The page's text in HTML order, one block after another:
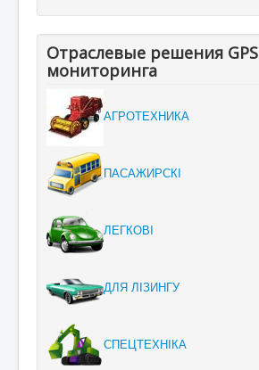
Отраслевые решения GPS
мониторинга
АГРОТЕХНИКА
ПАСАЖИРСКІ
ЛЕГКОВІ
ДЛЯ ЛІЗИНГУ
СПЕЦТЕХНІКА